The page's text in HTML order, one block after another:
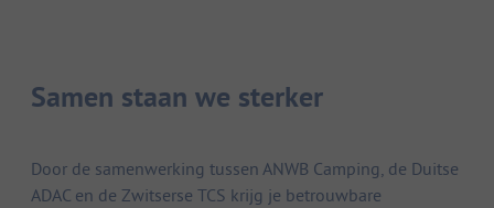
Samen staan we sterker
Door de samenwerking tussen ANWB Camping, de Duitse
ADAC en de Zwitserse TCS krijg je betrouwbare